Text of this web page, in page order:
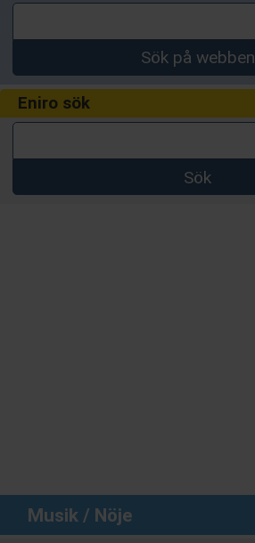
Sök på webben
Eniro sök
Sök
Musik / Nöje